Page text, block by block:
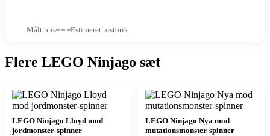
Målt pris Estimeret historik
Flere LEGO Ninjago sæt
LEGO Ninjago Lloyd mod
jordmonster-spinner
LEGO Ninjago Nya mod
mutationsmonster-spinner